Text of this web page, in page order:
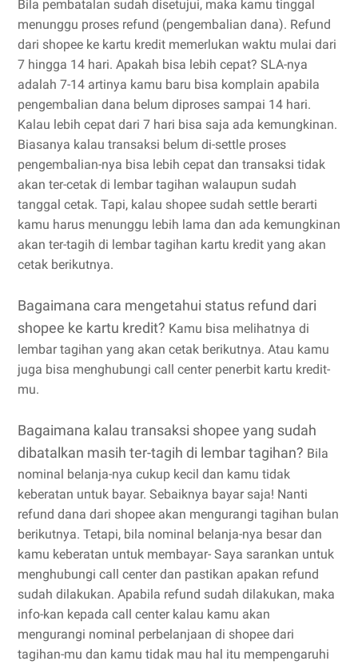
Bila pembatalan sudah disetujui, maka kamu tinggal
menunggu proses refund (pengembalian dana). Refund
dari shopee ke kartu kredit memerlukan waktu mulai dari
7 hingga 14 hari. Apakah bisa lebih cepat? SLA-nya
adalah 7-14 artinya kamu baru bisa komplain apabila
pengembalian dana belum diproses sampai 14 hari.
Kalau lebih cepat dari 7 hari bisa saja ada kemungkinan.
Biasanya kalau transaksi belum di-settle proses
pengembalian-nya bisa lebih cepat dan transaksi tidak
akan ter-cetak di lembar tagihan walaupun sudah
tanggal cetak. Tapi, kalau shopee sudah settle berarti
kamu harus menunggu lebih lama dan ada kemungkinan
akan ter-tagih di lembar tagihan kartu kredit yang akan
cetak berikutnya.
Bagaimana cara mengetahui status refund dari
shopee ke kartu kredit? Kamu bisa melihatnya di
lembar tagihan yang akan cetak berikutnya. Atau kamu
juga bisa menghubungi call center penerbit kartu kredit-
mu.
Bagaimana kalau transaksi shopee yang sudah
dibatalkan masih ter-tagih di lembar tagihan? Bila
nominal belanja-nya cukup kecil dan kamu tidak
keberatan untuk bayar. Sebaiknya bayar saja! Nanti
refund dana dari shopee akan mengurangi tagihan bulan
berikutnya. Tetapi, bila nominal belanja-nya besar dan
kamu keberatan untuk membayar- Saya sarankan untuk
menghubungi call center dan pastikan apakan refund
sudah dilakukan. Apabila refund sudah dilakukan, maka
info-kan kepada call center kalau kamu akan
mengurangi nominal perbelanjaan di shopee dari
tagihan-mu dan kamu tidak mau hal itu mempengaruhi